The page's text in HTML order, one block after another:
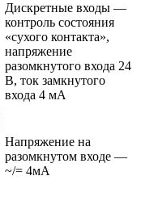
Дискретные входы —
контроль состояния
«сухого контакта»,
напряжение
разомкнутого входа 24
В, ток замкнутого
входа 4 мА
Напряжение на
разомкнутом входе —
~/= 4мА